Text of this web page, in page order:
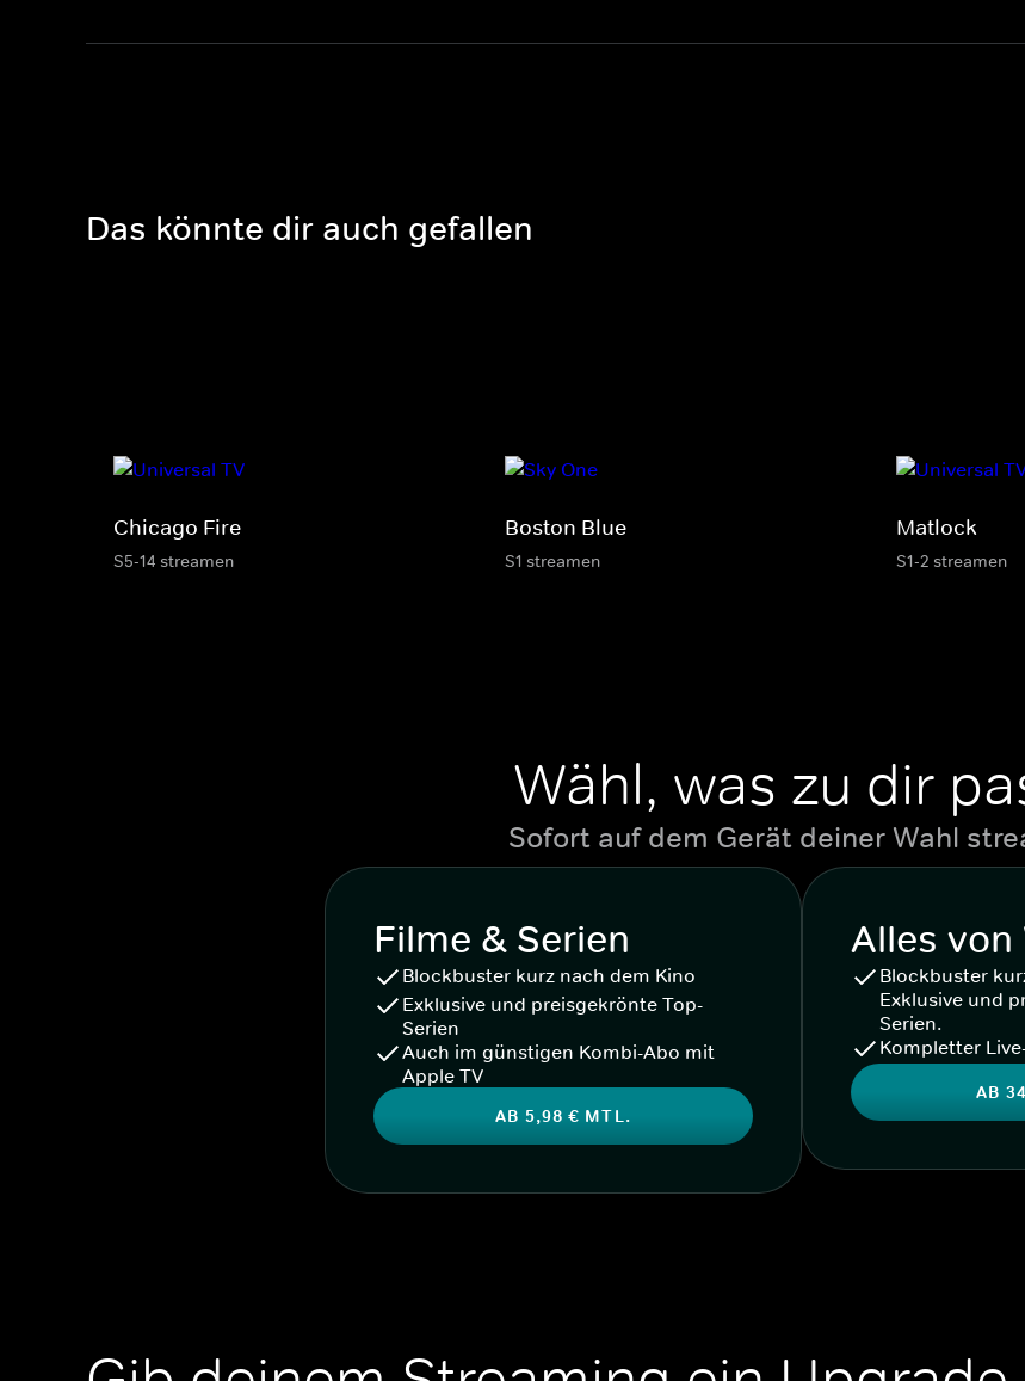
Das könnte dir auch gefallen
Chicago Fire
S5-14 streamen
Boston Blue
S1 streamen
Matlock
S1-2 streamen
Wähl, was zu dir
Sofort auf dem Gerät deiner Wahl
Filme & Serien
Blockbuster kurz nach dem Kino
Exklusive und preisgekrönte Top-
Serien
Auch im günstigen Kombi-Abo mit
Apple TV
AB 5,98 € MTL.
Alles von
Blockbuster
Exklusive und
Serien.
Kompletter
AB